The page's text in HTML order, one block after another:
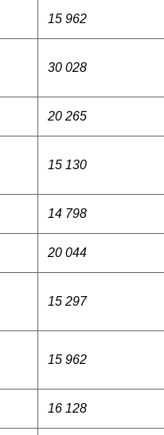
15 962
30 028
20 265
15 130
14 798
20 044
15 297
15 962
16 128